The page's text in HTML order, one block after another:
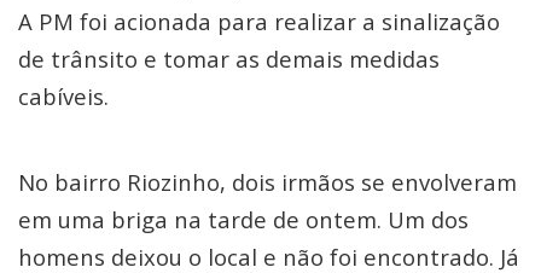
A PM foi acionada para realizar a sinalização
de trânsito e tomar as demais medidas
cabíveis.
No bairro Riozinho, dois irmãos se envolveram
em uma briga na tarde de ontem. Um dos
homens deixou o local e não foi encontrado. Já